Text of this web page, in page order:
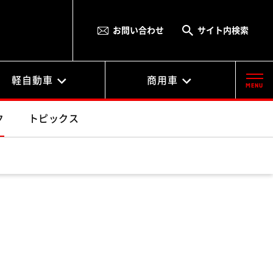
お問い合わせ サイト内検索
軽自動車 商用車 MENU
トピックス